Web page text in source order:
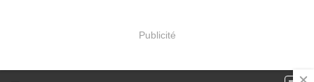
Publicité